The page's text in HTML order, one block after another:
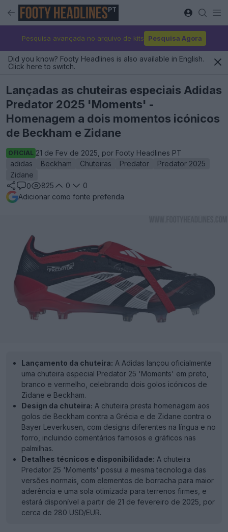
PT
Pesquisa avançada no arquivo de kits Pesquisa Agora
Did you know? Footy Headlines is also available in English.
Click here to switch.
Lançadas as chuteiras especiais Adidas
Predator 2025 'Moments' -
Homenagem a dois momentos icónicos
de Beckham e Zidane
OFICIAL 21 de Fev de 2025, por Footy Headlines PT
adidas
Beckham Chuteiras Predator
Predator 2025
Zidane
0
825 0
0
Adicionar como fonte preferida
Lançamento da chuteira: A Adidas lançou oficialmente
uma chuteira especial Predator 25 'Moments' em preto,
branco e vermelho, celebrando dois golos icónicos de
Zidane e Beckham.
Design da chuteira: A chuteira presta homenagem aos
golos de Beckham contra a Grécia e de Zidane contra o
Bayer Leverkusen, com designs diferentes na língua e no
forro, incluindo comentários famosos e gráficos nas
palmilhas.
Detalhes técnicos e disponibilidade: A chuteira
Predator 25 'Moments' possui a mesma tecnologia das
versões normais, com elementos de borracha para maior
aderência e uma sola otimizada para terrenos firmes, e
estará disponível a partir de 21 de fevereiro de 2025, por
cerca de 280 USD/EUR.